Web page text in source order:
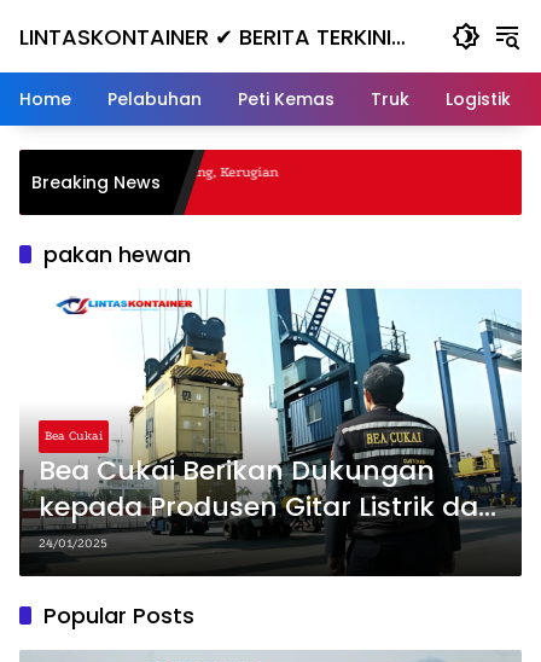
LINTASKONTAINER ✔ BERITA TERKINI
KONTAINER TERBARU HARI INI
Home Pelabuhan Peti Kemas Truk Logistik
Breaking News
Nanjak, Masuk ke Jurang, Kerugian
pakan hewan
Bea Cukai
Bea Cukai Berikan Dukungan
kepada Produsen Gitar Listrik dan
Pakan Hewan melalui Kawasan
Berikat
24/01/2025
Popular Posts